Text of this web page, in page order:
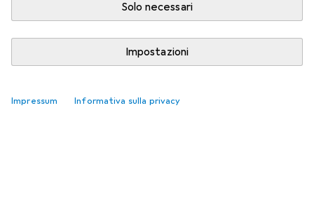
Solo necessari
Impostazioni
Impressum Informativa sulla privacy